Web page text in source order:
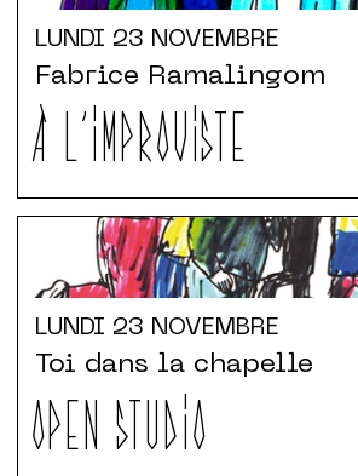
LUNDI 23 NOVEMBRE
À L'IMPROVISTE
Fabrice Ramalingom
LUNDI 23 NOVEMBRE
OPEN STUDIO
Toi dans la chapelle